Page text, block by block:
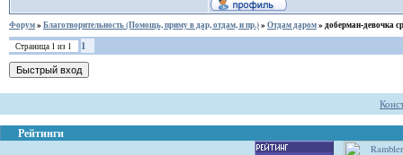
Форум»Благотворительность (Помощь, приму в дар, отдам, и пр.)»Отдам даром»доберман-девочка
Страница 1 из 1 1
Рейтинги